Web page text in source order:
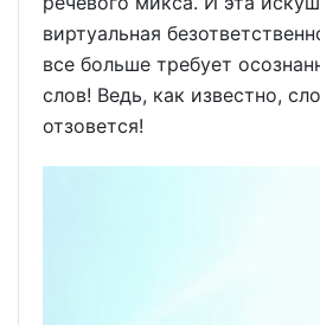
виртуальная
все больше требует
слов! Ведь, как известно,
отзовется!